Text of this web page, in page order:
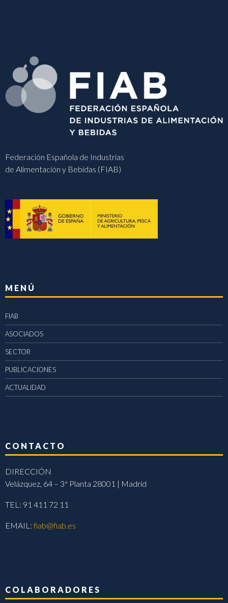
Federación Española de Industrias
de Alimentación y Bebidas (FIAB)
MENÚ
FIAB
ASOCIADOS
SECTOR
PUBLICACIONES
ACTUALIDAD
CONTACTO
DIRECCIÓN
Velázquez, 64 – 3ª Planta 28001 | Madrid
TEL: 91 411 72 11
EMAIL:fiab@fiab.es
COLABORADORES